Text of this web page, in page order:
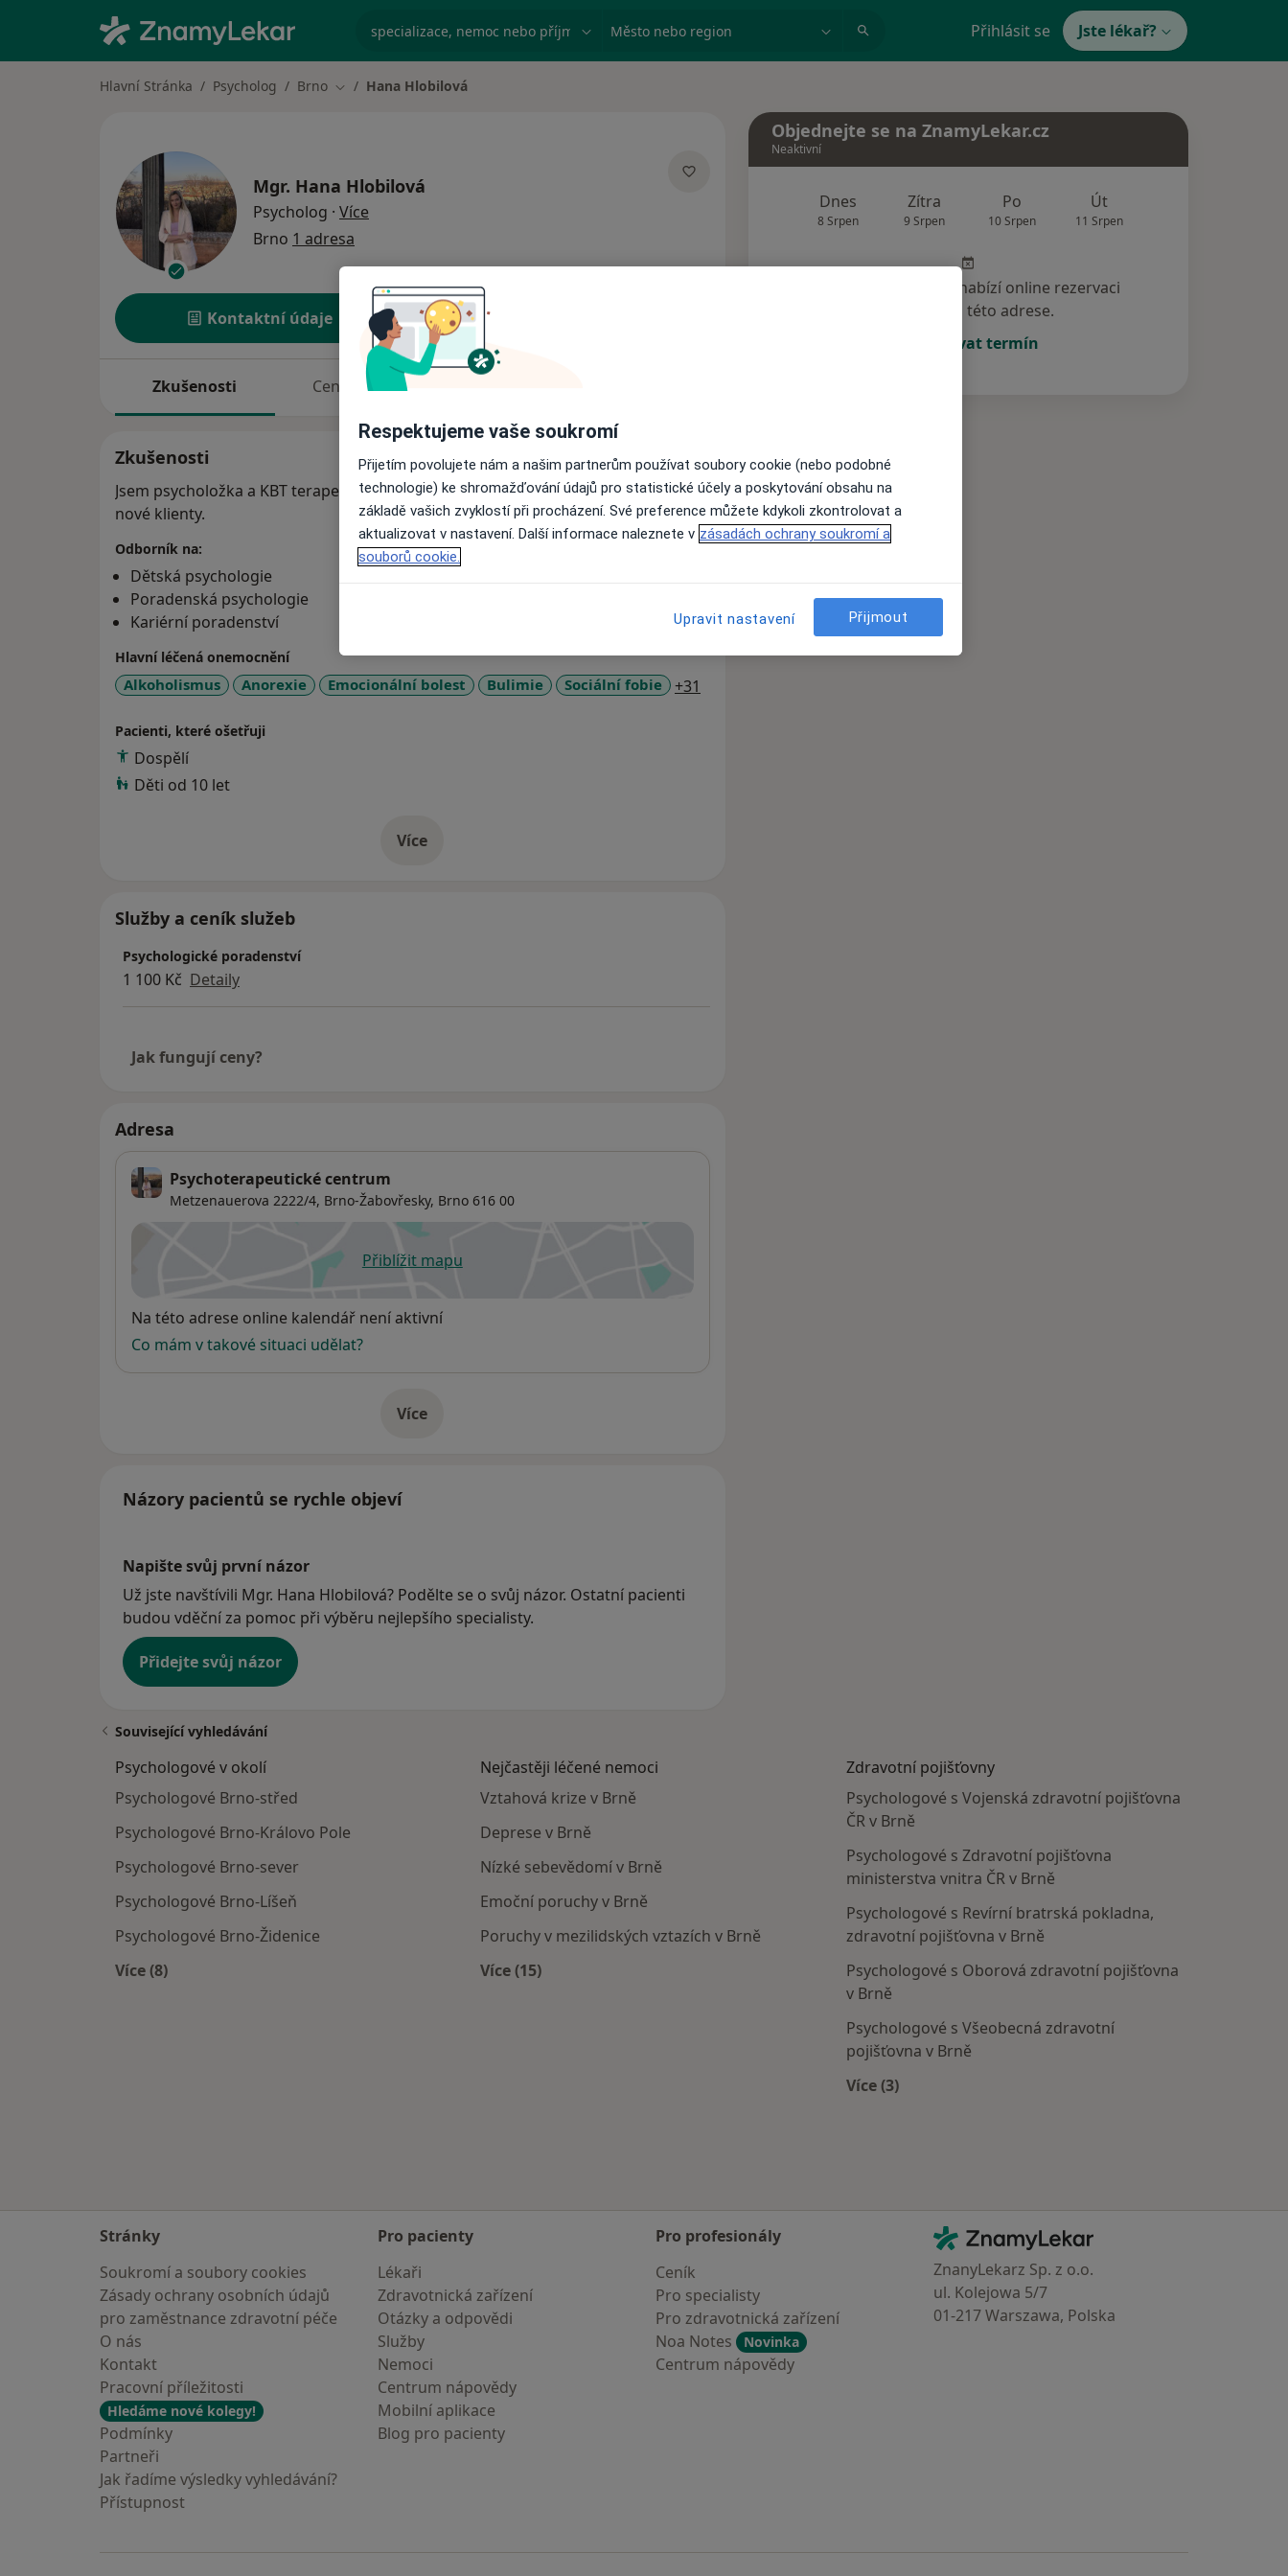
specializace, nemoc nebo příjmení Město nebo region Přihlásit se Jste lékař?
Hlavní Stránka Psycholog Brno Změna města
Hana Hlobilová
Mgr. Hana Hlobilová
Psycholog · Více
Brno 1 adresa
Kontaktní údaje
Zkušenosti Ceník
Zkušenosti
Jsem psycholožka a KBT terapeutka ve výcviku. V současné době mám kapacitu na
nové klienty.
Odborník na:
Dětská psychologie
Poradenská psychologie
Kariérní poradenství
Hlavní léčená onemocnění
Alkoholismus Anorexie Emocionální bolest Bulimie Sociální fobie +31
Pacienti, které ošetřuji
Dospělí
Děti od 10 let
Víceo zkušenostech
Služby a ceník služeb
Psychologické poradenství
1 100 Kč Detaily
Jak fungují ceny?
Adresa
Psychoterapeutické centrum
Metzenauerova 2222/4, Brno-Žabovřesky, Brno 616 00
Přiblížit mapuse otevře v nové záložce
Dostupnost
Na této adrese online kalendář není aktivní
Co mám v takové situaci udělat?
Víceo adrese
Názory pacientů se rychle objeví
Napište svůj první názor
Už jste navštívili Mgr. Hana Hlobilová? Podělte se o svůj názor. Ostatní pacienti
budou vděční za pomoc při výběru nejlepšího specialisty.
Přidejte svůj názor
Objednejte se na ZnamyLekar.cz
Neaktivní
Dnes
8 Srpen
Zítra
9 Srpen
Po
10 Srpen
Út
11 Srpen
Tento specialista nenabízí online rezervaci
termínu na této adrese.
Rezervovat termín
Související vyhledávání
Psychologové v okolí
Psychologové Brno-střed
Psychologové Brno-Královo Pole
Psychologové Brno-sever
Psychologové Brno-Líšeň
Psychologové Brno-Židenice
Více (8)
Nejčastěji léčené nemoci
Vztahová krize v Brně
Deprese v Brně
Nízké sebevědomí v Brně
Emoční poruchy v Brně
Poruchy v mezilidských vztazích v Brně
Více (15)
Zdravotní pojišťovny
Psychologové s Vojenská zdravotní pojišťovna
ČR v Brně
Psychologové s Zdravotní pojišťovna
ministerstva vnitra ČR v Brně
Psychologové s Revírní bratrská pokladna,
zdravotní pojišťovna v Brně
Psychologové s Oborová zdravotní pojišťovna
v Brně
Psychologové s Všeobecná zdravotní
pojišťovna v Brně
Více (3)
Stránky
Soukromí a soubory cookies
Zásady ochrany osobních údajů
pro zaměstnance zdravotní péče
O nás
Kontakt
Pracovní příležitosti
Hledáme nové kolegy!
Podmínky
Partneři
Jak řadíme výsledky vyhledávání?
Přístupnost
Pro pacienty
Lékaři
Zdravotnická zařízení
Otázky a odpovědi
Služby
Nemoci
Centrum nápovědy
Mobilní aplikace
Blog pro pacienty
Pro profesionály
Ceník
Pro specialisty
Pro zdravotnická zařízení
Noa Notes
Novinka
Centrum nápovědy
Kontakt
ZnamyLekar - Hlavní stránka
ZnanyLekarz Sp. z o.o.
ul. Kolejowa 5/7
01-217 Warszawa, Polska
Respektujeme vaše soukromí
Přijetím povolujete nám a našim partnerům používat soubory cookie (nebo podobné
technologie) ke shromažďování údajů pro statistické účely a poskytování obsahu na
základě vašich zvyklostí při procházení. Své preference můžete kdykoli zkontrolovat a
aktualizovat v nastavení. Další informace naleznete v zásadách ochrany soukromí a
souborů cookie.
Upravit nastavení Přijmout